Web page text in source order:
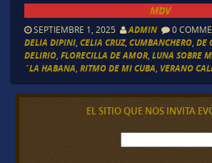
MDV
SEPTIEMBRE 1, 2025 ADMIN 0
DELIA DIPINI, CELIA CRUZ, CUMBANCHERO, DE
DELIRIO, FLORECILLA DE AMOR, LUNA SOBRE
´LA HABANA RITMO DE MI CUBA VERANO
EL SITIO QUE NOS INVITA
B
u